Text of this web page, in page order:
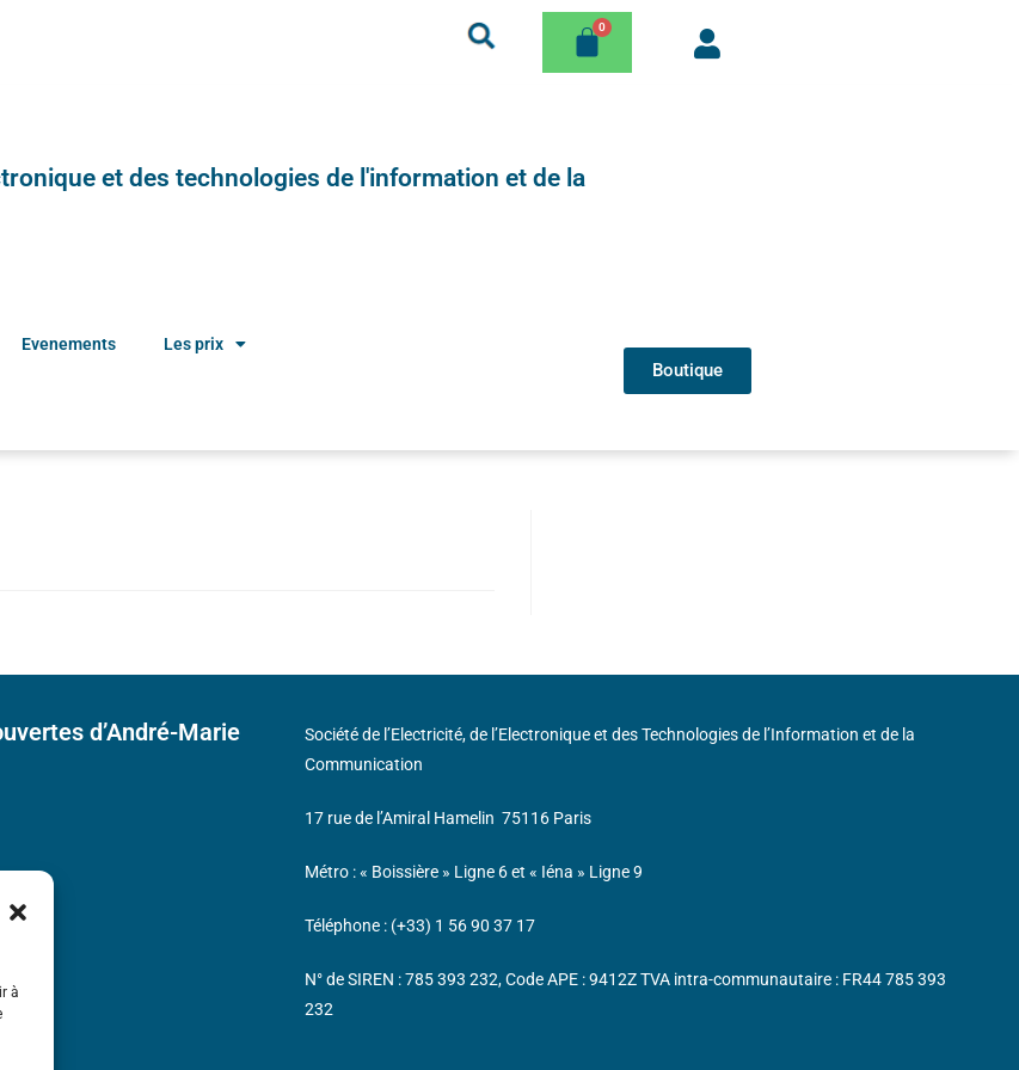
à
et des technologies de l'information et de la
Evenements Les prix
Boutique
d’André-Marie
Société de l’Electricité, de l’Electronique et des Technologies de l’Information et de la
Communication
17 rue de l’Amiral Hamelin 75116 Paris
Métro : « Boissière » Ligne 6 et « Iéna » Ligne 9
Téléphone : (+33) 1 56 90 37 17
N° de SIREN : 785 393 232, Code APE : 9412Z TVA intra-communautaire : FR44 785 393
232